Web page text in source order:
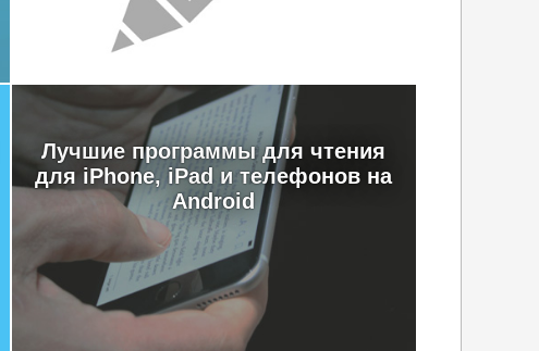
Лучшие программы для чтения
для iPhone, iPad и телефонов на
Android